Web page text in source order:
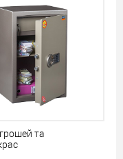
ювелірних виробів,
домашніх чи офісних
сейфи для
внутрішнім
з оздобленням
та